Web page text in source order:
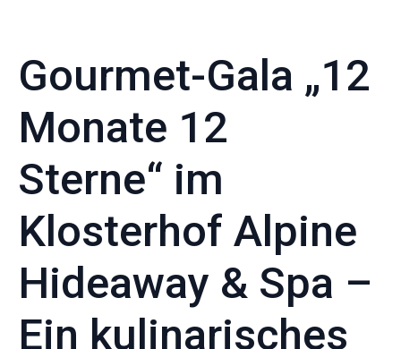
Gourmet-Gala „12
Monate 12
Sterne“ im
Klosterhof Alpine
Hideaway & Spa –
Ein kulinarisches